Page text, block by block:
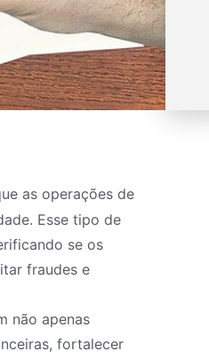
as operações de
Esse tipo de
se os
fraudes e
não apenas
fortalecer